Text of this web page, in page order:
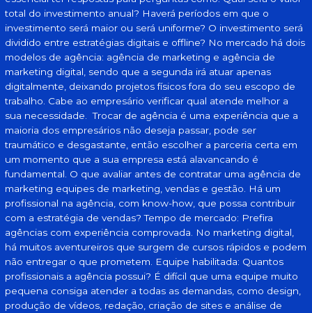
total do investimento anual? Haverá períodos em que o
investimento será maior ou será uniforme? O investimento será
dividido entre estratégias digitais e offline? No mercado há dois
modelos de agência: agência de marketing e agência de
marketing digital, sendo que a segunda irá atuar apenas
digitalmente, deixando projetos físicos fora do seu escopo de
trabalho. Cabe ao empresário verificar qual atende melhor a
sua necessidade. Trocar de agência é uma experiência que a
maioria dos empresários não deseja passar, pode ser
traumático e desgastante, então escolher a parceria certa em
um momento que a sua empresa está alavancando é
fundamental. O que avaliar antes de contratar uma agência de
marketing equipes de marketing, vendas e gestão. Há um
profissional na agência, com know-how, que possa contribuir
com a estratégia de vendas? Tempo de mercado: Prefira
agências com experiência comprovada. No marketing digital,
há muitos aventureiros que surgem de cursos rápidos e podem
não entregar o que prometem. Equipe habilitada: Quantos
profissionais a agência possui? É difícil que uma equipe muito
pequena consiga atender a todas as demandas, como design,
produção de vídeos, redação, criação de sites e análise de